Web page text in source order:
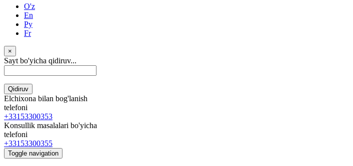
O'z
En
Ру
Fr
×
Sayt bo'yicha qidiruv...
Qidiruv
Elchixona bilan bog'lanish
telefoni
+33153300353
Konsullik masalalari bo'yicha
telefoni
+33153300355
Toggle navigation